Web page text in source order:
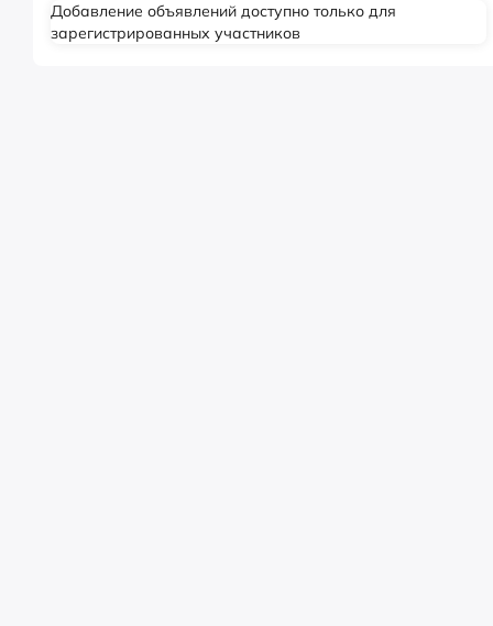
Добавление объявлений доступно только для
зарегистрированных участников